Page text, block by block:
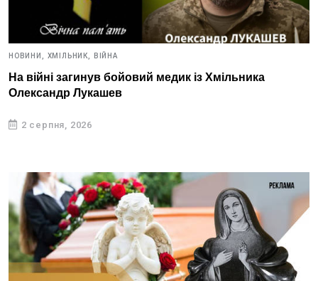
НОВИНИ, ХМІЛЬНИК, ВІЙНА
На війні загинув бойовий медик із Хмільника
Олександр Лукашев
2 серпня, 2026